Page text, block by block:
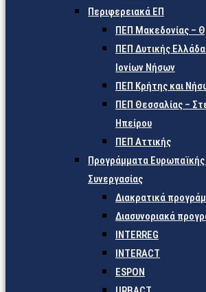
Περιφερειακά ΕΠ
ΠΕΠ Μακεδονίας –
ΠΕΠ Δυτικής
Ιονίων Νήσων
ΠΕΠ Κρήτης και
ΠΕΠ Θεσσαλίας –
Ηπείρου
ΠΕΠ Αττικής
Προγράμματα
Συνεργασίας
Διακρατικά
Διασυνοριακά
INTERREG
INTERACT
ESPON